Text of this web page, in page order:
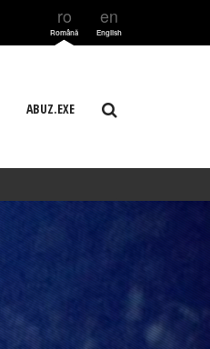
ro
Română
en
English
ABUZ.EXE